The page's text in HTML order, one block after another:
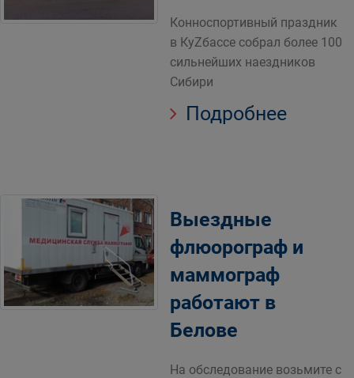
Конноспортивный праздник
в КуZбассе собрал более 100
сильнейших наездников
Сибири
Подробнее
Выездные
флюорограф и
маммограф
работают в
Белове
На обследование возьмите с